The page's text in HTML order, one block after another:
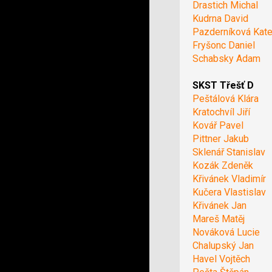
Drastich Michal
Kudrna David
Pazderníková
Fryšonc Daniel
Schabsky Adam
SKST Třešť D
Peštálová Klára
Kratochvíl Jiří
Kovář Pavel
Pittner Jakub
Sklenář Stanislav
Kozák Zdeněk
Křivánek Vladimír
Kučera Vlastislav
Křivánek Jan
Mareš Matěj
Nováková Lucie
Chalupský Jan
Havel Vojtěch